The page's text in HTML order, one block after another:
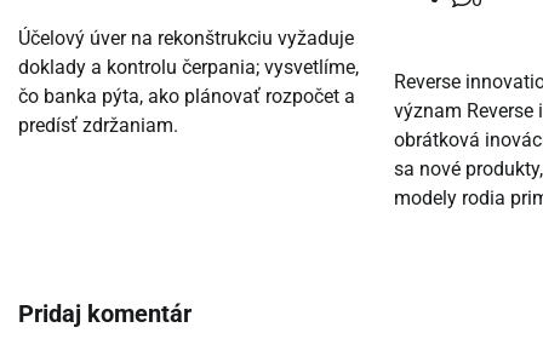
Účelový úver na rekonštrukciu vyžaduje
doklady a kontrolu čerpania; vysvetlíme,
čo banka pýta, ako plánovať rozpočet a
predísť zdržaniam.
Reverse
význam
obrátková
sa nové
modely rodia
Pridaj komentár